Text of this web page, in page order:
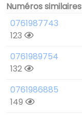
Numéros similaires
0761987743
123
0761989754
132
0761986885
149